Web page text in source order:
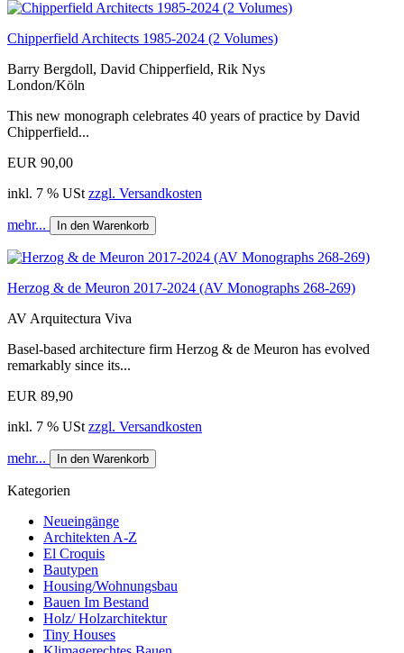
Chipperfield Architects 1985-2024 (2 Volumes)
Barry Bergdoll, David Chipperfield, Rik Nys
London/Köln
This new monograph celebrates 40 years of practice by David
Chipperfield...
EUR 90,00
inkl. 7 % USt zzgl. Versandkosten
mehr... In den Warenkorb
Herzog & de Meuron 2017-2024 (AV Monographs 268-269)
AV Arquitectura Viva
Basel-based architecture firm Herzog & de Meuron has evolved
remarkably since its...
EUR 89,90
inkl. 7 % USt zzgl. Versandkosten
mehr... In den Warenkorb
Kategorien
Neueingänge
Architekten A-Z
El Croquis
Bautypen
Housing/Wohnungsbau
Bauen Im Bestand
Holz/ Holzarchitektur
Tiny Houses